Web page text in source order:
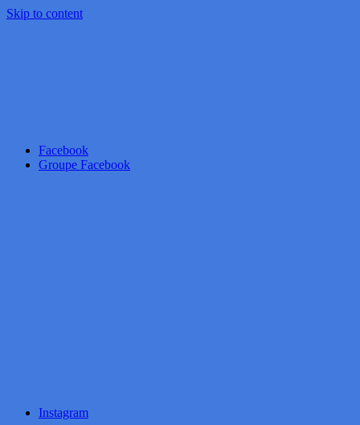
Skip to content
Facebook
Groupe Facebook
Instagram